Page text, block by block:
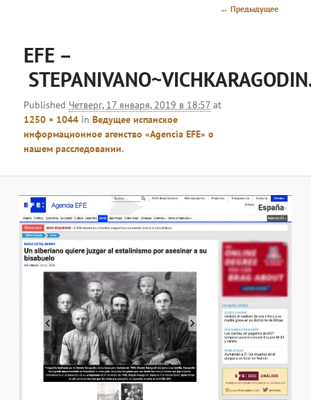
Навигация
← Предыдущее
EFE –
Published Четверг, 17 января, 2019 в 18:57 at
1250 × 1044 inВедущее испанское
информационное агенство «Agencia EFE» о
нашем расследовании.